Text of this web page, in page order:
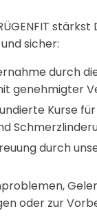
stärkst
sicher:
durch
genehmigter
Kurse
durch
oder zur